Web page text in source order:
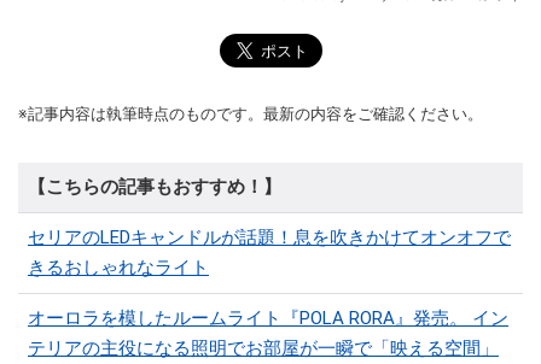
※記事内容は執筆時点のものです。最新の内容をご確認ください。
【こちらの記事もおすすめ！】
セリアのLEDキャンドルが話題！息を吹きかけてオンオフで
きるおしゃれなライト
オーロラを模したルームライト『POLA RORA』発売。 イン
テリアの主役になる照明でお部屋が一瞬で「映える空間」